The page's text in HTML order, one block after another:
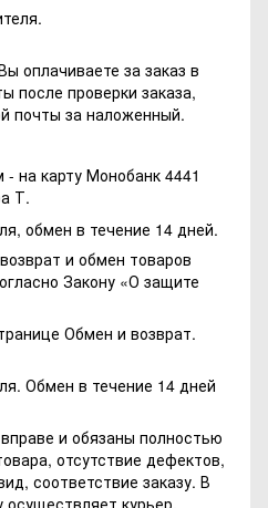
оплачиваете за заказ в
после проверки заказа,
почты за наложенный.
на карту Монобанк 4441
Т.
обмен в течение 14 дней.
и обмен товаров
Закону «О защите
Обмен и возврат.
Обмен в течение 14 дней
и обязаны полностью
отсутствие дефектов,
соответствие заказу. В
осуществляет курьер.